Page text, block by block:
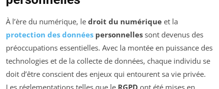
À l’ère du numérique, le droit du numérique et la
protection des données personnelles sont devenus des
préoccupations essentielles. Avec la montée en puissance des
technologies et de la collecte de données, chaque individu se
doit d’être conscient des enjeux qui entourent sa vie privée.
Les réglementations telles que le RGPD ont été mises en